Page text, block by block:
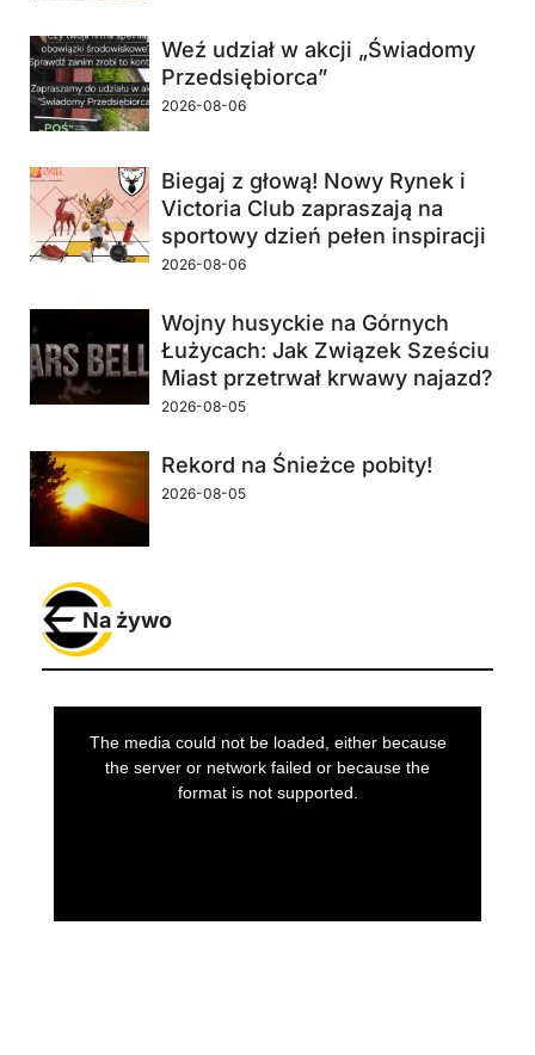
Weź udział w akcji „Świadomy
Przedsiębiorca”
2026-08-06
Biegaj z głową! Nowy Rynek i
Victoria Club zapraszają na
sportowy dzień pełen inspiracji
2026-08-06
Wojny husyckie na Górnych
Łużycach: Jak Związek Sześciu
Miast przetrwał krwawy najazd?
2026-08-05
Rekord na Śnieżce pobity!
2026-08-05
Na żywo